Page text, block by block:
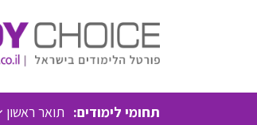
תחומי לימודים: תואר ראשון